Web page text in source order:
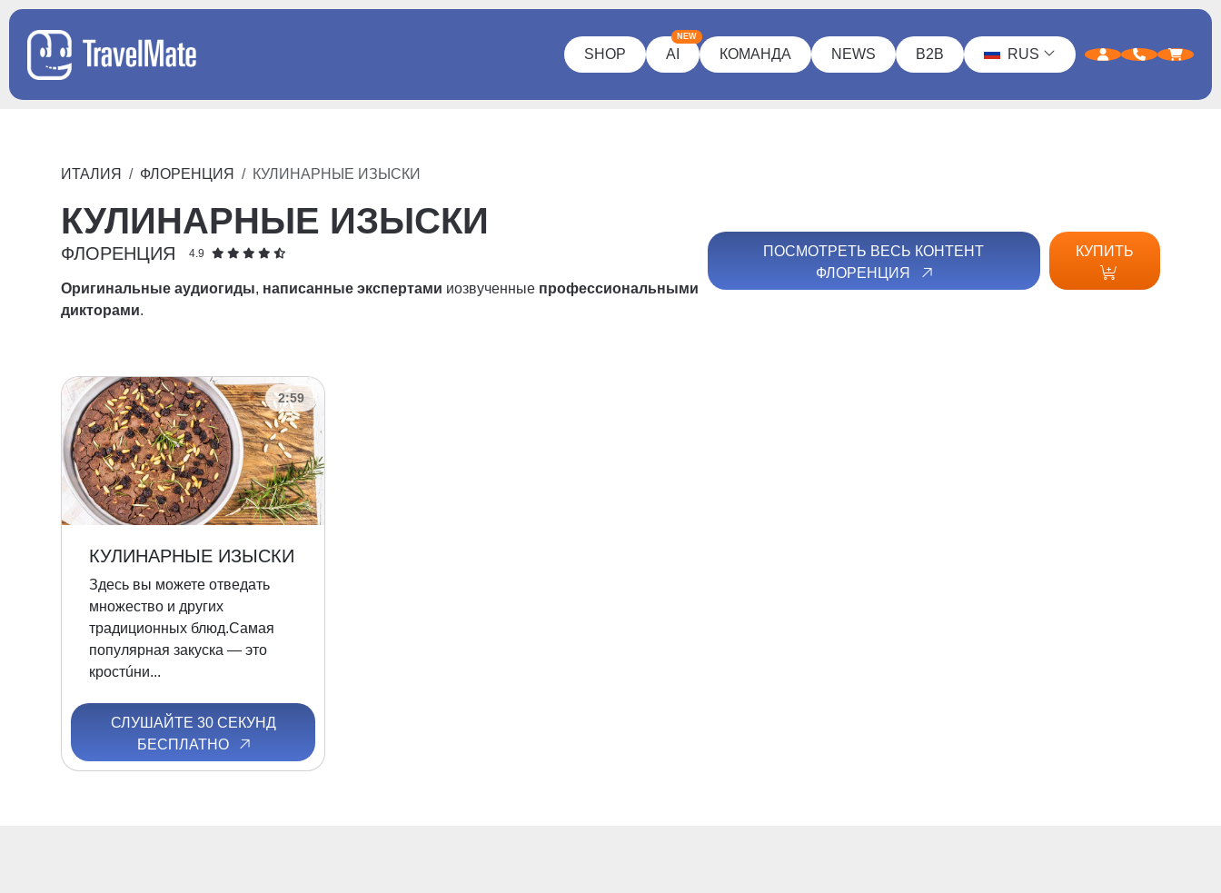
SHOP AI
NEW
КОМАНДА NEWS B2B RUS
ИТАЛИЯ ФЛОРЕНЦИЯ КУЛИНАРНЫЕ ИЗЫСКИ
КУЛИНАРНЫЕ ИЗЫСКИ
ФЛОРЕНЦИЯ 4.9
Оригинальные аудиогиды, написанные экспертами иозвученные профессиональными
дикторами.
ПОСМОТРЕТЬ ВЕСЬ КОНТЕНТ
ФЛОРЕНЦИЯ
КУПИТЬ
2:59
КУЛИНАРНЫЕ ИЗЫСКИ
Здесь вы можете отведать
множество и других
традиционных блюд.Самая
популярная закуска — это
кростúни...
СЛУШАЙТЕ 30 СЕКУНД
БЕСПЛАТНО